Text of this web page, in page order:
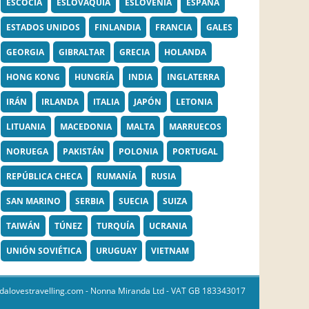
ESCOCIA ESLOVAQUIA ESLOVENIA ESPAÑA
ESTADOS UNIDOS FINLANDIA FRANCIA GALES
GEORGIA GIBRALTAR GRECIA HOLANDA
HONG KONG HUNGRÍA INDIA INGLATERRA
IRÁN IRLANDA ITALIA JAPÓN LETONIA
LITUANIA MACEDONIA MALTA MARRUECOS
NORUEGA PAKISTÁN POLONIA PORTUGAL
REPÚBLICA CHECA RUMANÍA RUSIA
SAN MARINO SERBIA SUECIA SUIZA
TAIWÁN TÚNEZ TURQUÍA UCRANIA
UNIÓN SOVIÉTICA URUGUAY VIETNAM
- Nonna Miranda Ltd - VAT GB 183343017